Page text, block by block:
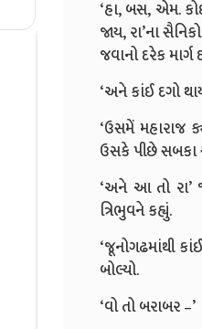
‘હા, બસ, એમ.
જાય, રા’ના
જવાનો દરેક
‘અને કાંઈ દગો
‘ઉસમેં મહારાજ
ઉસકે પીછે સબકા
‘અને આ તો રા’
ત્રિભુવને કહ્યું.
‘જૂનોગઢમાંથી
બોલ્યો.
‘વો તો બરાબર –’